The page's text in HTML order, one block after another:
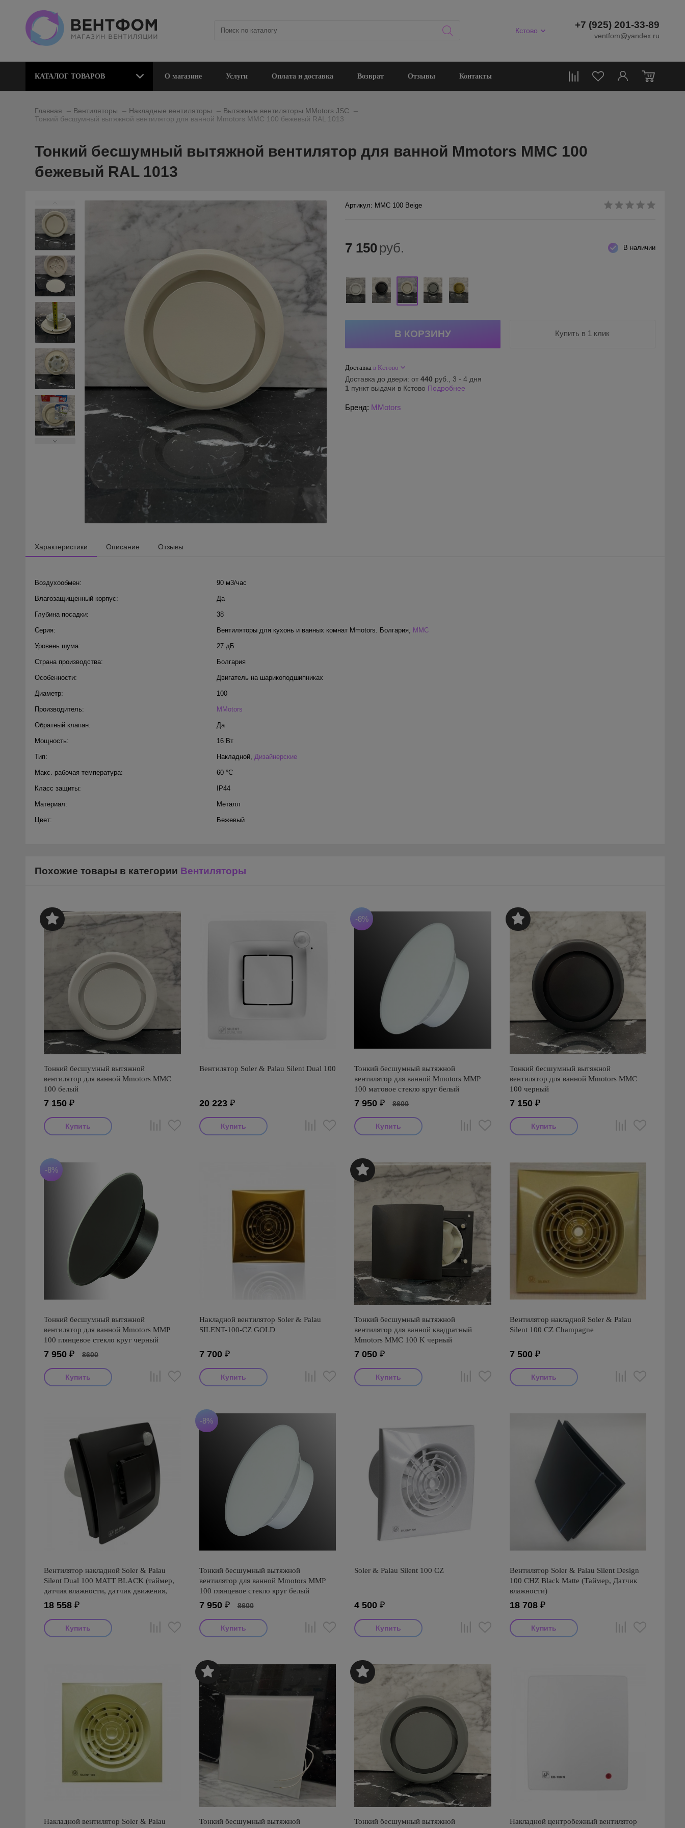
Кстово
+7 (925) 201-33-89
ventfom@yandex.ru
0
КАТАЛОГ ТОВАРОВ О магазине Услуги Оплата и доставка Возврат Отзывы Контакты
Главная Вентиляторы Накладные вентиляторы Вытяжные вентиляторы MMotors JSC
Тонкий бесшумный вытяжной вентилятор для ванной Mmotors ММC 100 бежевый RAL 1013
Тонкий бесшумный вытяжной вентилятор для ванной Mmotors ММC 100
бежевый RAL 1013
Артикул: ММC 100 Beige
В наличии
7 150 руб.
Купить в 1 клик
Доставка в Кстово
Доставка до двери: от 440 руб., 3 - 4 дня
1 пункт выдачи в Кстово Подробнее
Бренд: MMotors
Характеристики Описание Отзывы
Воздухообмен: 90 м3/час
Влагозащищенный корпус: Да
Глубина посадки: 38
Серия: Вентиляторы для кухонь и ванных комнат Mmotors. Болгария, MMC
Уровень шума: 27 дБ
Страна производства: Болгария
Особенности: Двигатель на шарикоподшипниках
Диаметр: 100
Производитель: MMotors
Обратный клапан: Да
Мощность: 16 Вт
Тип: Накладной, Дизайнерские
Макс. рабочая температура: 60 °С
Класс защиты: IP44
Материал: Металл
Цвет: Бежевый
Похожие товары в категории Вентиляторы
Тонкий бесшумный вытяжной
вентилятор для ванной Mmotors ММC
100 белый
7 150 ₽
Вентилятор Soler & Palau Silent Dual 100
20 223₽
-8%
Тонкий бесшумный вытяжной
вентилятор для ванной Mmotors ММР
100 матовое стекло круг белый
7 950 ₽ 8600
Тонкий бесшумный вытяжной
вентилятор для ванной Mmotors ММC
100 черный
7 150₽
-8%
Тонкий бесшумный вытяжной
вентилятор для ванной Mmotors ММР
100 глянцевое стекло круг черный
7 950 ₽ 8600
Накладной вентилятор Soler & Palau
SILENT-100-CZ GOLD
7 700₽
Тонкий бесшумный вытяжной
вентилятор для ванной квадратный
Mmotors ММC 100 K черный
7 050 ₽
Вентилятор накладной Soler & Palau
Silent 100 CZ Champagne
7 500₽
Вентилятор накладной Soler & Palau
Silent Dual 100 MATT BLACK (таймер,
датчик влажности, датчик движения,
программируемый)
18 558 ₽
-8%
Тонкий бесшумный вытяжной
вентилятор для ванной Mmotors ММР
100 глянцевое стекло круг белый
7 950₽ 8600
Soler & Palau Silent 100 CZ
4 500 ₽
Вентилятор Soler & Palau Silent Design
100 CHZ Black Matte (Таймер, Датчик
влажности)
18 708₽
Накладной вентилятор Soler & Palau
Тонкий бесшумный вытяжной
Тонкий бесшумный вытяжной
Накладной центробежный вентилятор